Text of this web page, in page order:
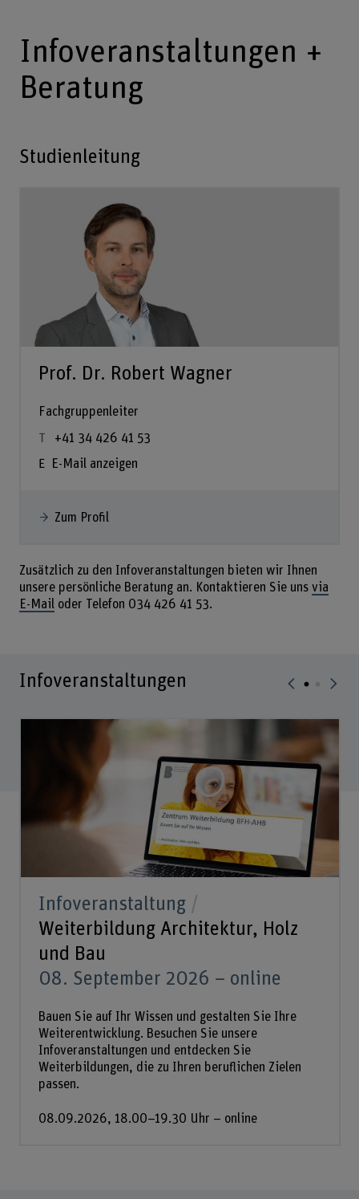
Infoveranstaltungen +
Beratung
Studienleitung
Prof. Dr. Robert Wagner
Fachgruppenleiter
+41 34 426 41 53
E-Mail anzeigen
Zum Profil
Zusätzlich zu den Infoveranstaltungen bieten wir Ihnen
unsere persönliche Beratung an. Kontaktieren Sie uns via
E-Mail
oder Telefon 034 426 41 53.
Infoveranstaltungen
Infoveranstaltung
Weiterbildung Architektur, Holz
und Bau
08. September 2026 – online
Bauen Sie auf Ihr Wissen und gestalten Sie Ihre
Weiterentwicklung. Besuchen Sie unsere
Infoveranstaltungen und entdecken Sie
Weiterbildungen, die zu Ihren beruflichen Zielen
passen.
08.09.2026, 18.00–19.30 Uhr – online